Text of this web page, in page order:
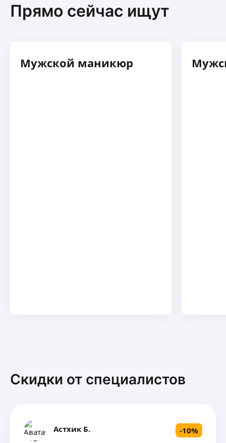
Прямо сейчас ищут
Мужской маникюр
Скидки от специалистов
Астхик Б. -10%